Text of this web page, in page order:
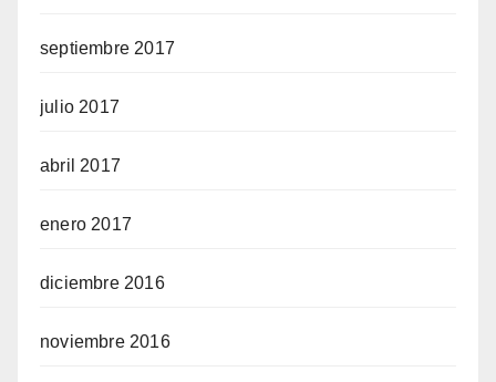
septiembre 2017
julio 2017
abril 2017
enero 2017
diciembre 2016
noviembre 2016